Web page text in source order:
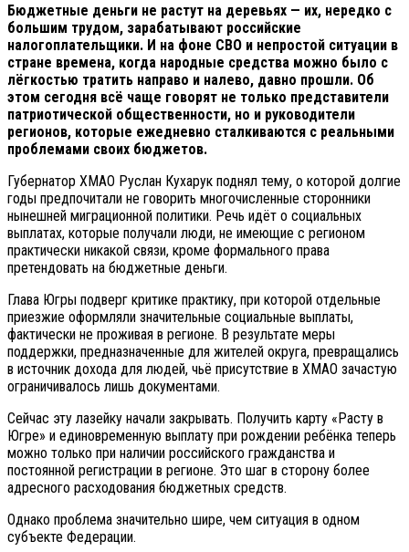
Бюджетные деньги не растут на деревьях — их, нередко с
большим трудом, зарабатывают российские
налогоплательщики. И на фоне СВО и непростой ситуации в
стране времена, когда народные средства можно было с
лёгкостью тратить направо и налево, давно прошли. Об
этом сегодня всё чаще говорят не только представители
патриотической общественности, но и руководители
регионов, которые ежедневно сталкиваются с реальными
проблемами своих бюджетов.
Губернатор ХМАО Руслан Кухарук поднял тему, о которой долгие
годы предпочитали не говорить многочисленные сторонники
нынешней миграционной политики. Речь идёт о социальных
выплатах, которые получали люди, не имеющие с регионом
практически никакой связи, кроме формального права
претендовать на бюджетные деньги.
Глава Югры подверг критике практику, при которой отдельные
приезжие оформляли значительные социальные выплаты,
фактически не проживая в регионе. В результате меры
поддержки, предназначенные для жителей округа, превращались
в источник дохода для людей, чьё присутствие в ХМАО зачастую
ограничивалось лишь документами.
Сейчас эту лазейку начали закрывать. Получить карту «Расту в
Югре» и единовременную выплату при рождении ребёнка теперь
можно только при наличии российского гражданства и
постоянной регистрации в регионе. Это шаг в сторону более
адресного расходования бюджетных средств.
Однако проблема значительно шире, чем ситуация в одном
субъекте Федерации.